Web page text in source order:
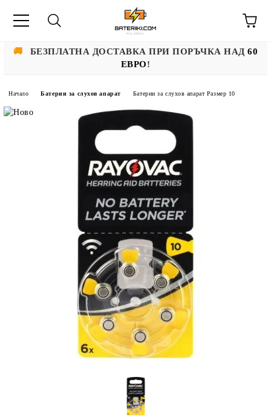
🚚 БЕЗПЛАТНА ДОСТАВКА ПРИ ПОРЪЧКА НАД60
ЕВРО!
Начало Батерии за слухов апарат Батерии за слухов апарат Размер 10